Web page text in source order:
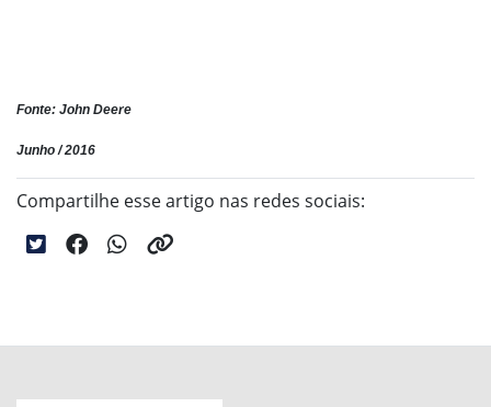
Fonte: John Deere
Junho / 2016
Compartilhe esse artigo nas redes sociais: